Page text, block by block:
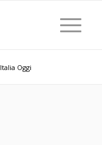
Italia Oggi